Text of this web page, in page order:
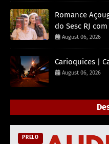
Romance
do Sesc RJ
August 06, 2026
Carioquices |
August 06, 2026
PRELO